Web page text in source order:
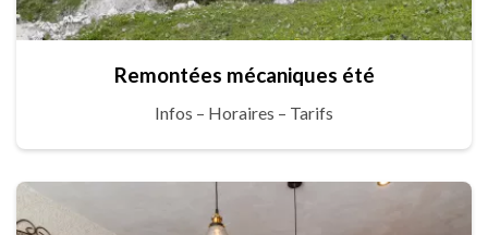
Remontées mécaniques été
Infos – Horaires – Tarifs